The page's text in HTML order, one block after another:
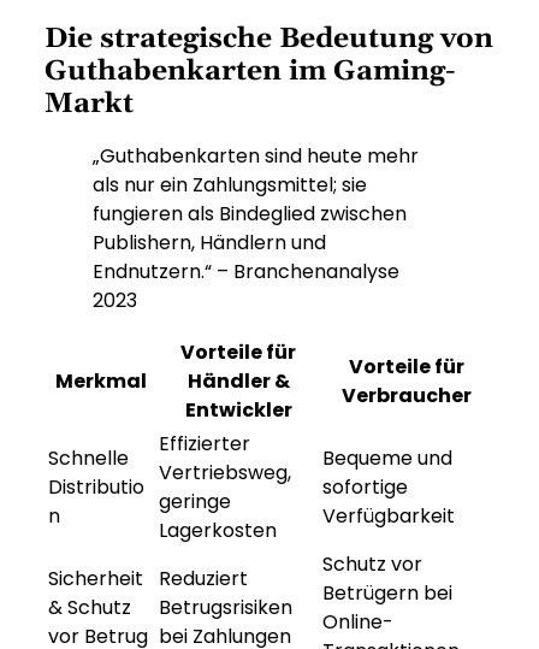
Die strategische Bedeutung von
Guthabenkarten im Gaming-
Markt
„Guthabenkarten sind heute mehr
als nur ein Zahlungsmittel; sie
fungieren als Bindeglied zwischen
Publishern, Händlern und
Endnutzern.“ – Branchenanalyse
2023
Merkmal
Vorteile für
Händler &
Entwickler
Vorteile für
Verbraucher
Schnelle
Distributio
n
Effizierter
Vertriebsweg,
geringe
Lagerkosten
Bequeme und
sofortige
Verfügbarkeit
Sicherheit
& Schutz
vor Betrug
Reduziert
Betrugsrisiken
bei Zahlungen
Schutz vor
Betrügern bei
Online-